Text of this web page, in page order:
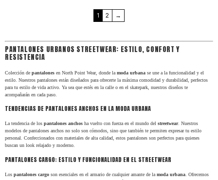
MÁS QUE UNA MARCA, UN
MOVIMIENTO
Comprar en North Point es apoyar
una cultura que lleva tres décadas
respirando grafiti, música y deporte
extremo. No seguimos tendencias
vacías; creamos piezas deArchive
Fashiondestinadas a durar años en
tu armario. Explora nuestra
1 2 →
PANTALONES URBANOS STREETWEAR: ESTILO, CONFORT Y
RESISTENCIA
Colección de pantalones en North Point Wear, donde la moda urbana se une a la funcionalidad y el
estilo. Nuestros pantalones están diseñados para ofrecerte la máxima comodidad y durabilidad, perfectos
para tu estilo de vida activo. Ya sea que estés en la calle o en el skatepark, nuestros diseños te
acompañarán en cada paso.
TENDENCIAS DE PANTALONES ANCHOS EN LA MODA URBANA
La tendencia de los pantalones anchos ha vuelto con fuerza en el mundo del streetwear. Nuestros
modelos de pantalones anchos no solo son cómodos, sino que también te permiten expresar tu estilo
personal. Confeccionados con materiales de alta calidad, estos pantalones son perfectos para quienes
buscan un look relajado y moderno.
PANTALONES CARGO: ESTILO Y FUNCIONALIDAD EN EL STREETWEAR
Los pantalones cargo son esenciales en el armario de cualquier amante de la moda urbana . Ofrecemos